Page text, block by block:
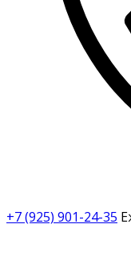
+7 (925) 901-24-35